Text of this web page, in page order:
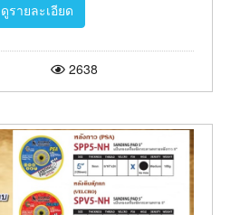
ดูรายละเอียด
2638